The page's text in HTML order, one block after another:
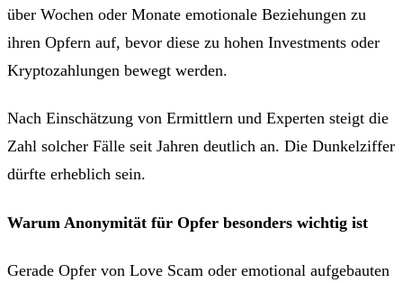
über Wochen oder Monate emotionale Beziehungen zu
ihren Opfern auf, bevor diese zu hohen Investments oder
Kryptozahlungen bewegt werden.
Nach Einschätzung von Ermittlern und Experten steigt die
Zahl solcher Fälle seit Jahren deutlich an. Die Dunkelziffer
dürfte erheblich sein.
Warum Anonymität für Opfer besonders wichtig ist
Gerade Opfer von Love Scam oder emotional aufgebauten